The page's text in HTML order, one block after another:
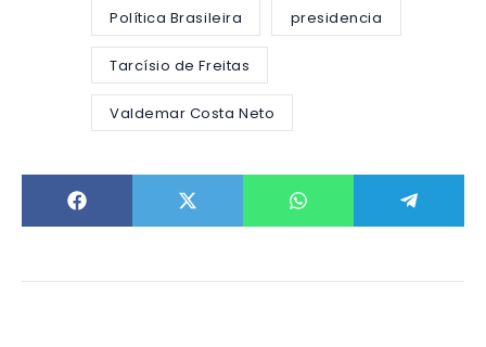
Política Brasileira presidencia
Tarcísio de Freitas
Valdemar Costa Neto